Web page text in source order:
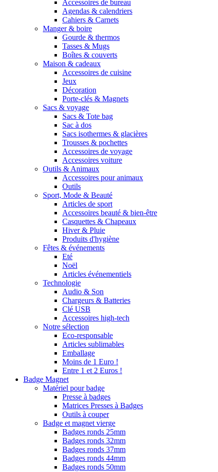
Accessoires de bureau
Agendas & calendriers
Cahiers & Carnets
Manger & boire
Gourde & thermos
Tasses & Mugs
Boîtes & couverts
Maison & cadeaux
Accessoires de cuisine
Jeux
Décoration
Porte-clés & Magnets
Sacs & voyage
Sacs & Tote bag
Sac à dos
Sacs isothermes & glacières
Trousses & pochettes
Accessoires de voyage
Accessoires voiture
Outils & Animaux
Accessoires pour animaux
Outils
Sport, Mode & Beauté
Articles de sport
Accessoires beauté & bien-être
Casquettes & Chapeaux
Hiver & Pluie
Produits d'hygiène
Fêtes & événements
Eté
Noël
Articles événementiels
Technologie
Audio & Son
Chargeurs & Batteries
Clé USB
Accessoires high-tech
Notre sélection
Eco-responsable
Articles sublimables
Emballage
Moins de 1 Euro !
Entre 1 et 2 Euros !
Badge Magnet
Matériel pour badge
Presse à badges
Matrices Presses à Badges
Outils à couper
Badge et magnet vierge
Badges ronds 25mm
Badges ronds 32mm
Badges ronds 37mm
Badges ronds 44mm
Badges ronds 50mm